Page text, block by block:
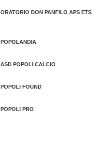
ORATORIO DON PANFILO APS ETS
POPOLANDIA
ASD POPOLI CALCIO
POPOLI FOUND
POPOLI PRO